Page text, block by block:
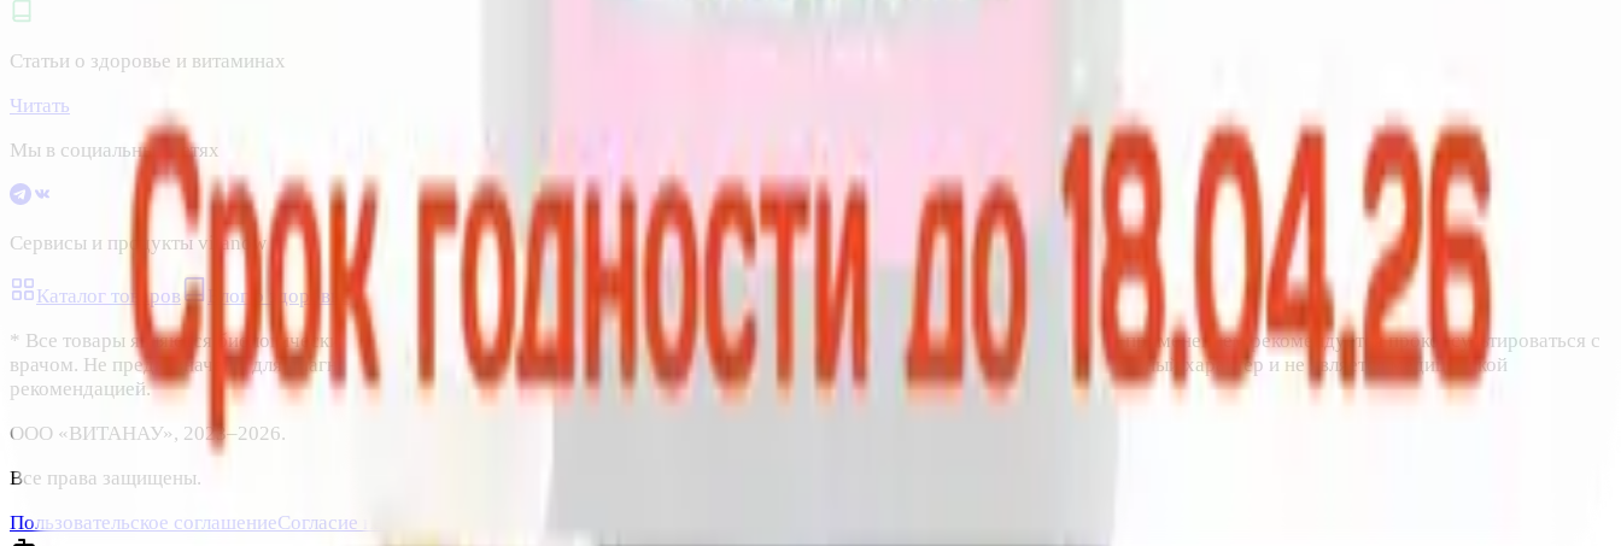
Статьи о здоровье и витаминах
Читать
Мы в социальных сетях
Сервисы и продукты vitanow
Каталог товаров Блог о здоровье
Партнёрская программа
* Все товары являются биологически активными добавками (БАД).
БАД не являются лекарственными средствами.
Перед применением рекомендуется проконсультироваться с
врачом. Не предназначены для диагностики, лечения или профилактики заболеваний. Информация на сайте носит ознакомительный характер и не является медицинской
рекомендацией.
ООО «ВИТАНАУ», 2023–2026.
Все права защищены.
Пользовательское соглашениеСогласие на обработку данных